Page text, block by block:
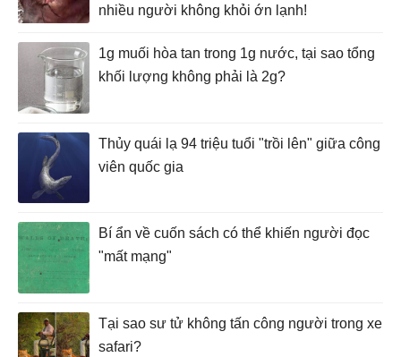
nhiều người không khỏi ớn lạnh!
1g muối hòa tan trong 1g nước, tại sao tổng
khối lượng không phải là 2g?
Thủy quái lạ 94 triệu tuổi "trồi lên" giữa công
viên quốc gia
Bí ẩn về cuốn sách có thể khiến người đọc
"mất mạng"
Tại sao sư tử không tấn công người trong xe
safari?